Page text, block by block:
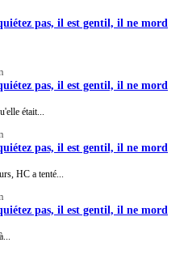
pas, il est gentil, il ne mord
pas, il est gentil, il ne mord
était...
pas, il est gentil, il ne mord
HC a tenté...
pas, il est gentil, il ne mord